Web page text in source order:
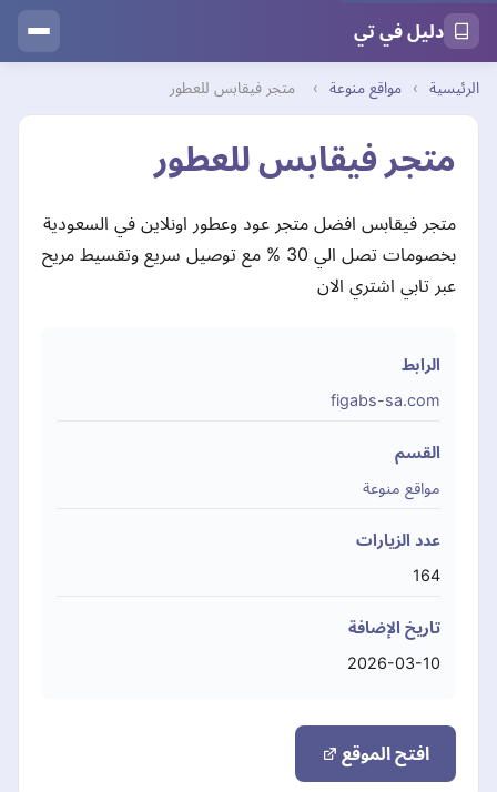
دليل في تي
الرئيسية › مواقع منوعة › متجر فيقابس للعطور
متجر فيقابس للعطور
متجر فيقابس افضل متجر عود وعطور اونلاين في السعودية
بخصومات تصل الي 30 % مع توصيل سريع وتقسيط مريح
عبر تابي اشتري الان
الرابط
figabs-sa.com
القسم
مواقع منوعة
عدد الزيارات
164
تاريخ الإضافة
2026-03-10
افتح الموقع